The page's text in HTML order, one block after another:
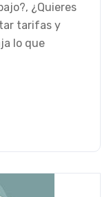
¿Quieres
tarifas y
lo que